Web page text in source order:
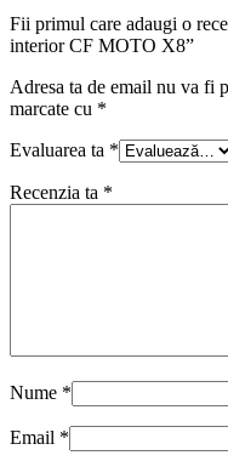
Fii primul care adaugi o
interior CF MOTO X8”
Adresa ta de email nu va fi
marcate cu *
Evaluarea ta *
Recenzia ta *
Nume *
Email *